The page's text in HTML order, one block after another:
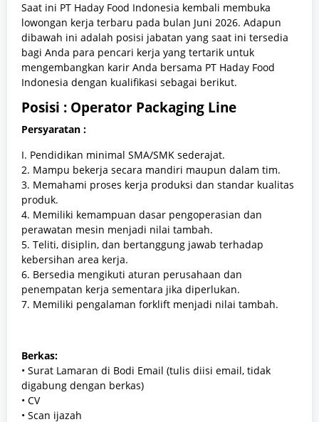
Saat ini PT Haday Food Indonesia kembali membuka
lowongan kerja terbaru pada bulan Juni 2026. Adapun
dibawah ini adalah posisi jabatan yang saat ini tersedia
bagi Anda para pencari kerja yang tertarik untuk
mengembangkan karir Anda bersama PT Haday Food
Indonesia dengan kualifikasi sebagai berikut.
Posisi : Operator Packaging Line
Persyaratan :
I. Pendidikan minimal SMA/SMK sederajat.
2. Mampu bekerja secara mandiri maupun dalam tim.
3. Memahami proses kerja produksi dan standar kualitas
produk.
4. Memiliki kemampuan dasar pengoperasian dan
perawatan mesin menjadi nilai tambah.
5. Teliti, disiplin, dan bertanggung jawab terhadap
kebersihan area kerja.
6. Bersedia mengikuti aturan perusahaan dan
penempatan kerja sementara jika diperlukan.
7. Memiliki pengalaman forklift menjadi nilai tambah.
Berkas:
• Surat Lamaran di Bodi Email (tulis diisi email, tidak
digabung dengan berkas)
• CV
• Scan ijazah